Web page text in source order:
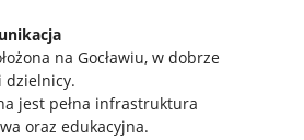
na Gocławiu, w dobrze
dzielnicy.
jest pełna infrastruktura
oraz edukacyjna.